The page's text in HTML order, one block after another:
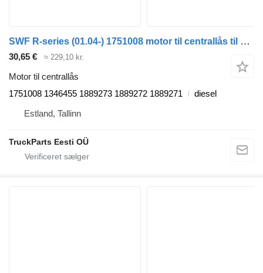
SWF R-series (01.04-) 1751008 motor til centrallås til Scania P,G,R,T-series (2004-2017) trækker
30,65 € ≈ 229,10 kr.
Motor til centrallås
1751008 1346455 1889273 1889272 1889271
diesel
Estland, Tallinn
TruckParts Eesti OÜ